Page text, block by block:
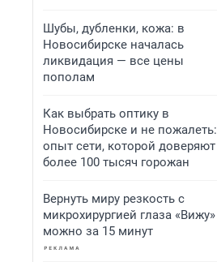
Шубы, дубленки, кожа: в
Новосибирске началась
ликвидация — все цены
пополам
Как выбрать оптику в
Новосибирске и не пожалеть:
опыт сети, которой доверяют
более 100 тысяч горожан
Вернуть миру резкость с
микрохирургией глаза «Вижу»
можно за 15 минут